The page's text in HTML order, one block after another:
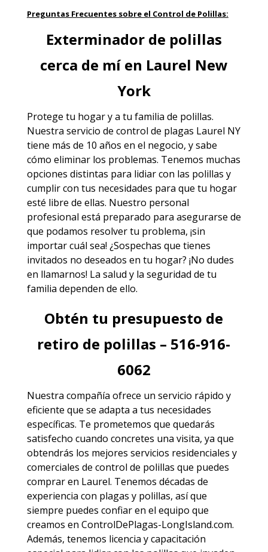
Preguntas Frecuentes sobre el Control de Polillas:
Exterminador de polillas
cerca de mí en Laurel New
York
Protege tu hogar y a tu familia de polillas.
Nuestra servicio de control de plagas Laurel NY
tiene más de 10 años en el negocio, y sabe
cómo eliminar los problemas. Tenemos muchas
opciones distintas para lidiar con las polillas y
cumplir con tus necesidades para que tu hogar
esté libre de ellas. Nuestro personal
profesional está preparado para asegurarse de
que podamos resolver tu problema, ¡sin
importar cuál sea! ¿Sospechas que tienes
invitados no deseados en tu hogar? ¡No dudes
en llamarnos! La salud y la seguridad de tu
familia dependen de ello.
Obtén tu presupuesto de
retiro de polillas – 516-916-
6062
Nuestra compañía ofrece un servicio rápido y
eficiente que se adapta a tus necesidades
específicas. Te prometemos que quedarás
satisfecho cuando concretes una visita, ya que
obtendrás los mejores servicios residenciales y
comerciales de control de polillas que puedes
comprar en Laurel. Tenemos décadas de
experiencia con plagas y polillas, así que
siempre puedes confiar en el equipo que
creamos en ControlDePlagas-LongIsland.com.
Además, tenemos licencia y capacitación